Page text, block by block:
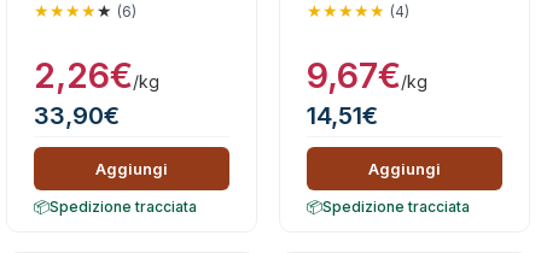
(6)
33,90€
2,26€/kg
Aggiungi
Spedizione tracciata
(4)
14,51€
9,67€/kg
Aggiungi
Spedizione tracciata